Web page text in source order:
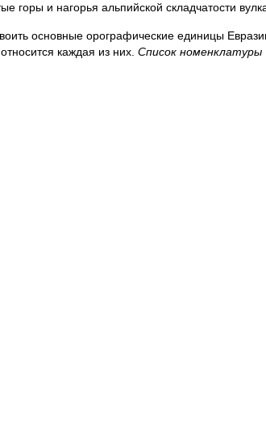
горы и нагорья альпийской складчатости
основные орографические единицы
каждая из них. Список номенклатуры